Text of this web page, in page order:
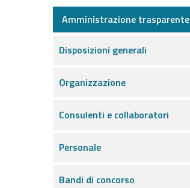
Amministrazione trasparente
Disposizioni generali
Organizzazione
Consulenti e collaboratori
Personale
Bandi di concorso